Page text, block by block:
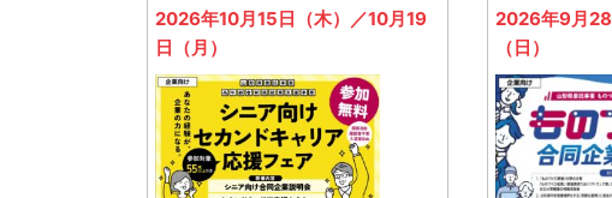
2026年10月15日（木）／10月19
日（月）
2026年9月
（日）